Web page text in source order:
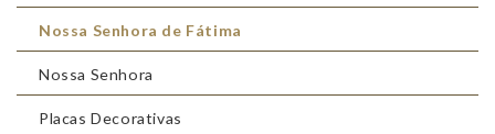
Nossa Senhora de Fátima
Nossa Senhora
Placas Decorativas